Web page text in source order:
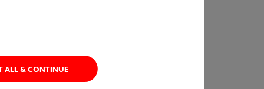
ALL & CONTINUE
florecer el comercio y los talleres en
de crecimiento vertical